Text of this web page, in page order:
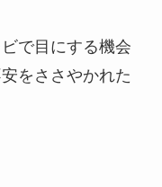
で目にする機会
をささやかれた